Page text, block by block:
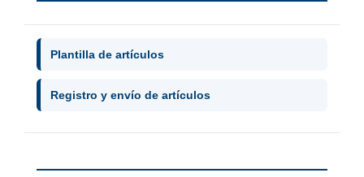
Plantilla de artículos
Registro y envío de artículos